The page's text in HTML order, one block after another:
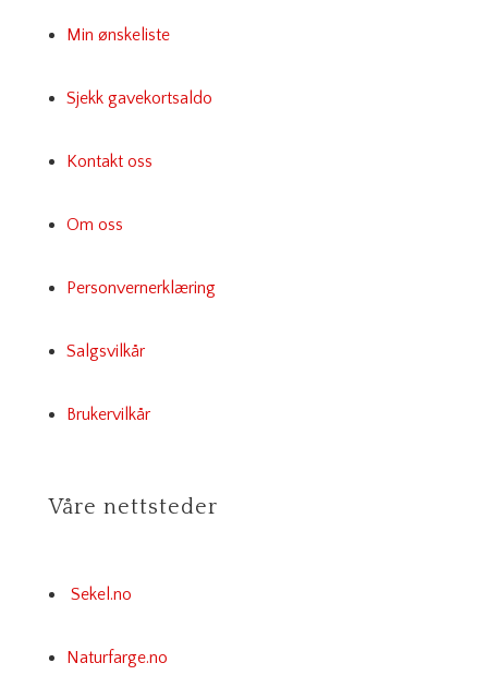
Min ønskeliste
Sjekk gavekortsaldo
Kontakt oss
Om oss
Personvernerklæring
Salgsvilkår
Brukervilkår
Våre nettsteder
Sekel.no
Naturfarge.no